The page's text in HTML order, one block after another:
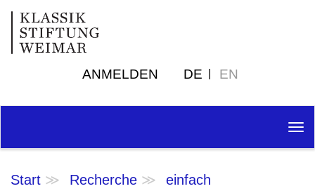
ANMELDEN DE EN
Start Recherche
einfach